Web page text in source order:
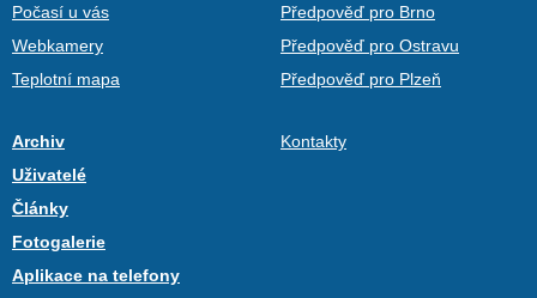
Počasí u vás
Webkamery
Teplotní mapa
Předpověď pro Brno
Předpověď pro Ostravu
Předpověď pro Plzeň
Archiv
Uživatelé
Články
Fotogalerie
Aplikace na telefony
Kontakty